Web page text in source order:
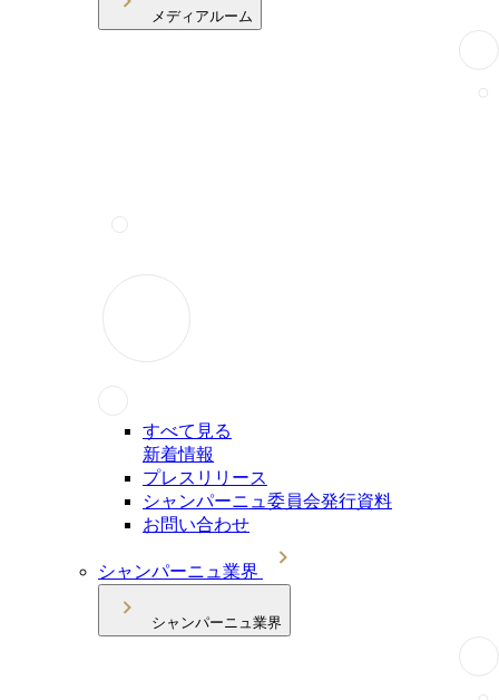
メディアルーム
すべて見る
新着情報
プレスリリース
シャンパーニュ委員会発行資料
お問い合わせ
シャンパーニュ業界
シャンパーニュ業界